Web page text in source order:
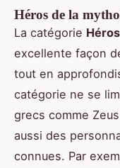
Héros de la
La catégorie
excellente façon
tout en
catégorie ne se
grecs comme
aussi des
connues. Par